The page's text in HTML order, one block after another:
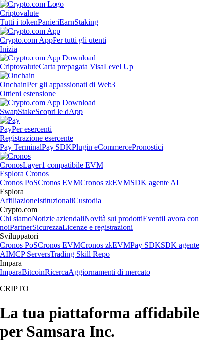
Criptovalute
Tutti i tokenPanieriEarnStaking
Crypto.com AppPer tutti gli utenti
Inizia
CriptovaluteCarta prepagata VisaLevel Up
OnchainPer gli appassionati di Web3
Ottieni estensione
SwapStakeScopri le dApp
PayPer esercenti
Registrazione esercente
Pay TerminalPay SDKPlugin eCommercePronostici
CronosLayer1 compatibile EVM
Esplora Cronos
Cronos PoSCronos EVMCronos zkEVMSDK agente AI
Esplora
AffiliazioneIstituzionaliCustodia
Crypto.com
Chi siamoNotizie aziendaliNovità sui prodottiEventiLavora con
noiPartnerSicurezzaLicenze e registrazioni
Sviluppatori
Cronos PoSCronos EVMCronos zkEVMPay SDKSDK agente
AIMCP ServersTrading Skill Repo
Impara
ImparaBitcoinRicercaAggiornamenti di mercato
CRIPTO
La tua piattaforma affidabile
per Samsara Inc.